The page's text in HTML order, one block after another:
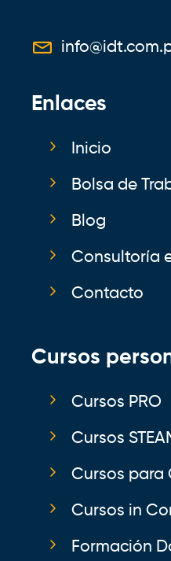
Enlaces
Inicio
Bolsa de
Blog
Consultoría
Contacto
Cursos
Cursos PRO
Cursos
Cursos para
Cursos in
Formación